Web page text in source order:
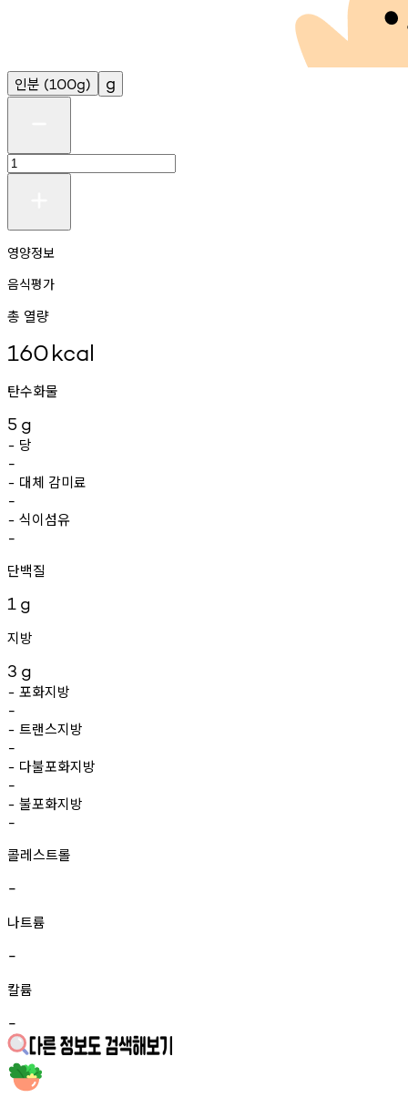
인분 (100g) g
영양정보
음식평가
총 열량
160kcal
탄수화물
5 g
- 당
-
- 대체 감미료
-
- 식이섬유
-
단백질
1 g
지방
3 g
- 포화지방
-
- 트랜스지방
-
- 다불포화지방
-
- 불포화지방
-
콜레스트롤
-
나트륨
-
칼륨
-